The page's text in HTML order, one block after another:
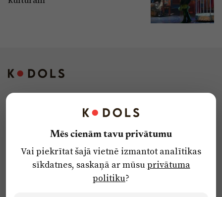
Privātuma politika
Ētikas kodekss
Mēs cienām tavu privātumu
Vai piekrītat šajā vietnē izmantot analītikas
sīkdatnes, saskaņā ar mūsuprivātuma
politiku?